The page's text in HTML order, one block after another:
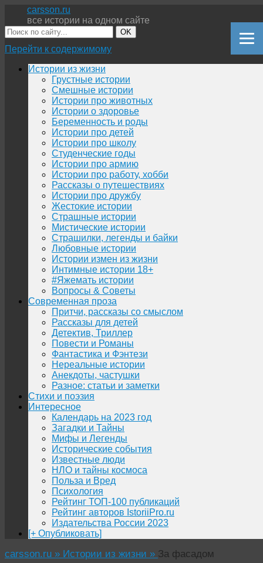
carsson.ru
все истории на одном сайте
OK
Перейти к содержимому
Истории из жизни
Грустные истории
Смешные истории
Истории про животных
Истории о здоровье
Беременность и роды
Истории про детей
Истории про школу
Студенческие годы
Истории про армию
Истории про работу, хобби
Рассказы о путешествиях
Истории про дружбу
Жестокие истории
Страшные истории
Мистические истории
Страшилки, легенды и байки
Любовные истории
Истории измен из жизни
Интимные истории 18+
#Яжемать истории
Вопросы & Советы
Современная проза
Притчи, рассказы со смыслом
Рассказы для детей
Детектив, Триллер
Повести и Романы
Фантастика и Фэнтези
Нереальные истории
Анекдоты, частушки
Разное: статьи и заметки
Стихи и поэзия
Интересное
Календарь на 2023 год
Загадки и Тайны
Мифы и Легенды
Исторические события
Известные люди
НЛО и тайны космоса
Польза и Вред
Психология
Рейтинг ТОП-100 публикаций
Рейтинг авторов IstoriiPro.ru
Издательства России 2023
[+ Опубликовать]
carsson.ru » Истории из жизни » За фасадом